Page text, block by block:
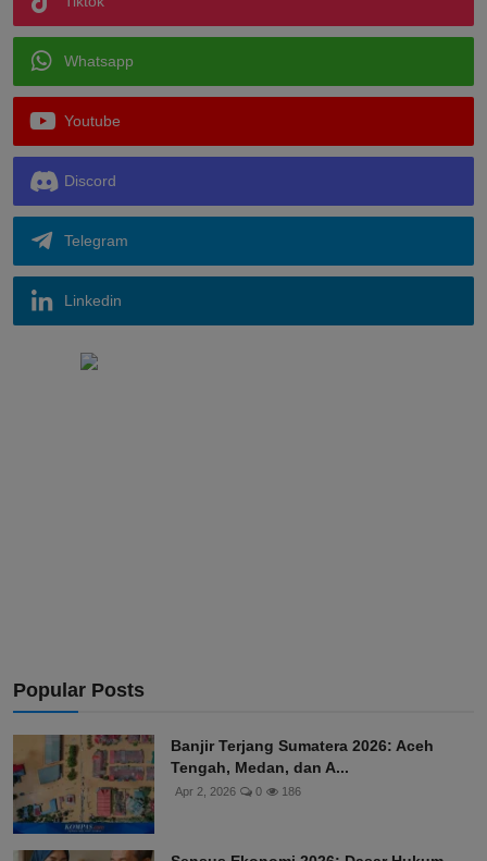
Whatsapp
Youtube
Discord
Telegram
Linkedin
Popular Posts
Banjir Terjang Sumatera 2026: Aceh
Tengah, Medan, dan A...
Apr 2, 2026 0 186